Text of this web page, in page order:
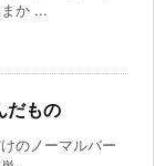
か ...
だもの
のノーマルバー